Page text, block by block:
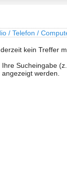
/ Telefon /
kein Treffer
Ihre Sucheingabe
werden.